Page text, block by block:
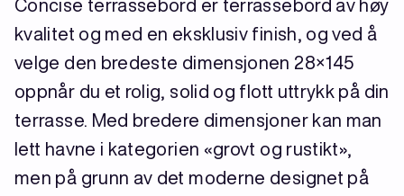
Concise terrassebord er terrassebord av høy
kvalitet og med en eksklusiv finish, og ved å
velge den bredeste dimensjonen 28×145
oppnår du et rolig, solid og flott uttrykk på din
terrasse. Med bredere dimensjoner kan man
lett havne i kategorien «grovt og rustikt»,
men på grunn av det moderne designet på